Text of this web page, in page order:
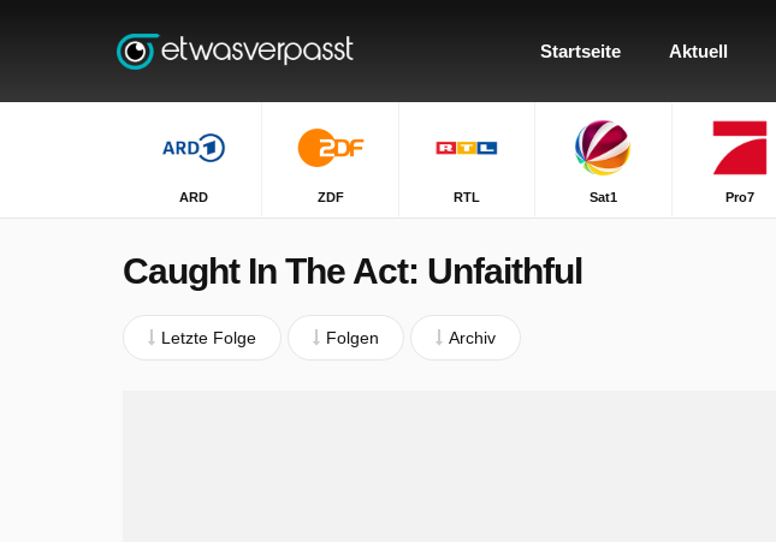
Startseite Aktuell
ARD ZDF RTL Sat1 Pro7
Caught In The Act: Unfaithful
Letzte Folge Folgen Archiv